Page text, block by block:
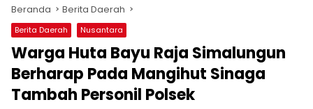
Beranda Berita Daerah
Berita Daerah Nusantara
Warga Huta Bayu Raja Simalungun
Berharap Pada Mangihut Sinaga
Tambah Personil Polsek